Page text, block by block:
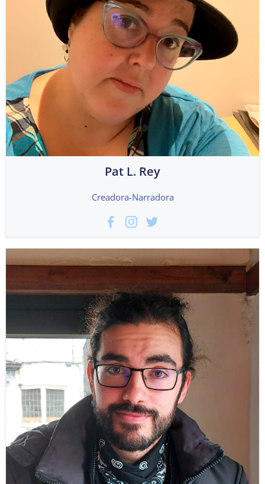
Pat L. Rey
Creadora-Narradora